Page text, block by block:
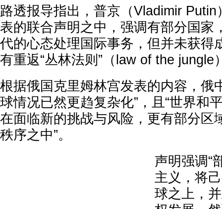
路透报导指出，普京（Vladimir Putin
表的联合声明之中，强调有部分国家
代的心态处理国际事务，但并未获得
有重返“丛林法则”（law of the
根据俄国克里姆林宫发表的内容，俄
球情况已然更趋复杂化”，且“世界和
在面临新的挑战与风险，更有部分区
秩序之中”。
声明强调“
主义，将
球之上，